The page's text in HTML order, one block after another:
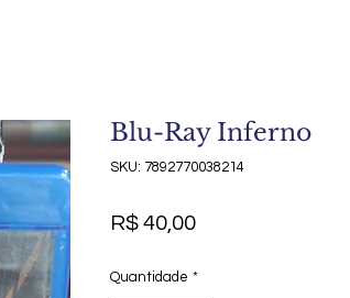
Blu-Ray Inferno
SKU: 7892770038214
R$ 40,00Preço
Quantidade *